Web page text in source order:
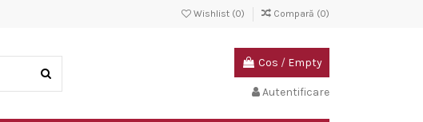
Wishlist (0) Compară (0)
Cos / Empty
Autentificare